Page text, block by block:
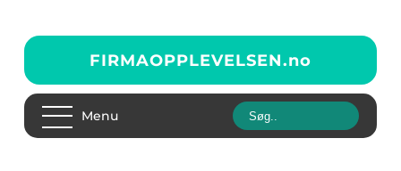
FIRMAOPPLEVELSEN.no
Menu